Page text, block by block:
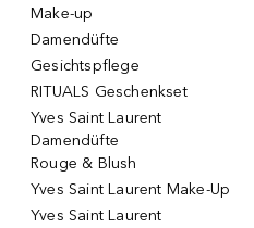
Make-up
Damendüfte
Gesichtspflege
RITUALS Geschenkset
Yves Saint Laurent
Damendüfte
Rouge & Blush
Yves Saint Laurent Make-Up
Yves Saint Laurent